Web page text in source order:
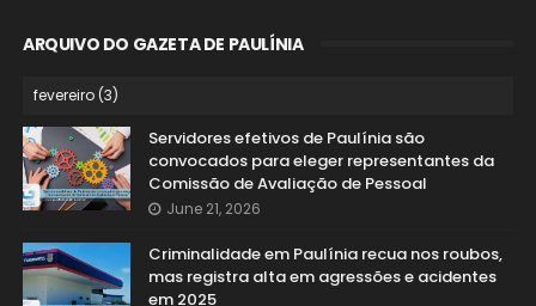
ARQUIVO DO GAZETA DE PAULÍNIA
Servidores efetivos de Paulínia são
convocados para eleger representantes da
Comissão de Avaliação de Pessoal
June 21, 2026
Criminalidade em Paulínia recua nos roubos,
mas registra alta em agressões e acidentes
em 2025